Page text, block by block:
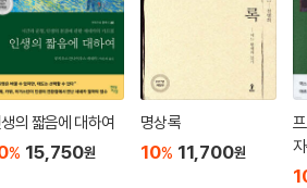
나머지는 위작이다. 여섯 번째 편지는 ‘플라톤
스와 코리스코스의 행운을 빌다’이다. 이들은
째 편지는 ‘플라톤이 디온의 친족과 동료의
쉬라쿠사이를 처음 방문한 기원전 388~387
여덟 번째 편지도 일곱 번째 편지와 수신인이
록된 확실한 위작들은 「정의에 관하여」(P
의 짧음에 대하여
% 15,750원
명상록
10% 11,700원